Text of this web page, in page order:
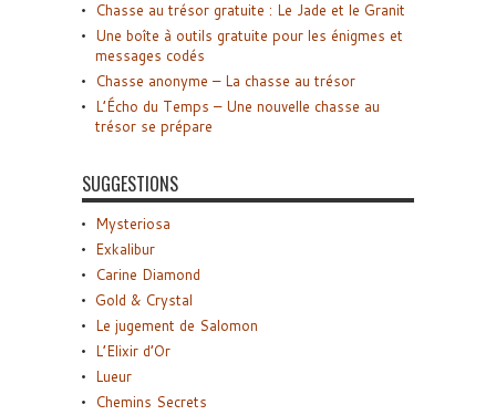
Chasse au trésor gratuite : Le Jade et le Granit
Une boîte à outils gratuite pour les énigmes et
messages codés
Chasse anonyme – La chasse au trésor
L’Écho du Temps – Une nouvelle chasse au
trésor se prépare
SUGGESTIONS
Mysteriosa
Exkalibur
Carine Diamond
Gold & Crystal
Le jugement de Salomon
L’Elixir d’Or
Lueur
Chemins Secrets